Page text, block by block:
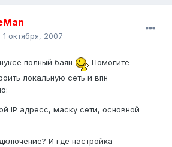
1 октября, 2007
полный баян
Помогите
локальную сеть и впн
IP адресс, маску сети, основной
И где настройка